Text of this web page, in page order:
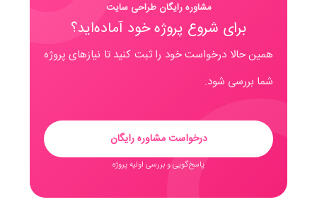
مشاوره رایگان طراحی سایت
برای شروع پروژه خود آماده‌اید؟
همین حالا درخواست خود را ثبت کنید تا نیازهای پروژه
شما بررسی شود.
درخواست مشاوره رایگان
پاسخ‌گویی و بررسی اولیه پروژه